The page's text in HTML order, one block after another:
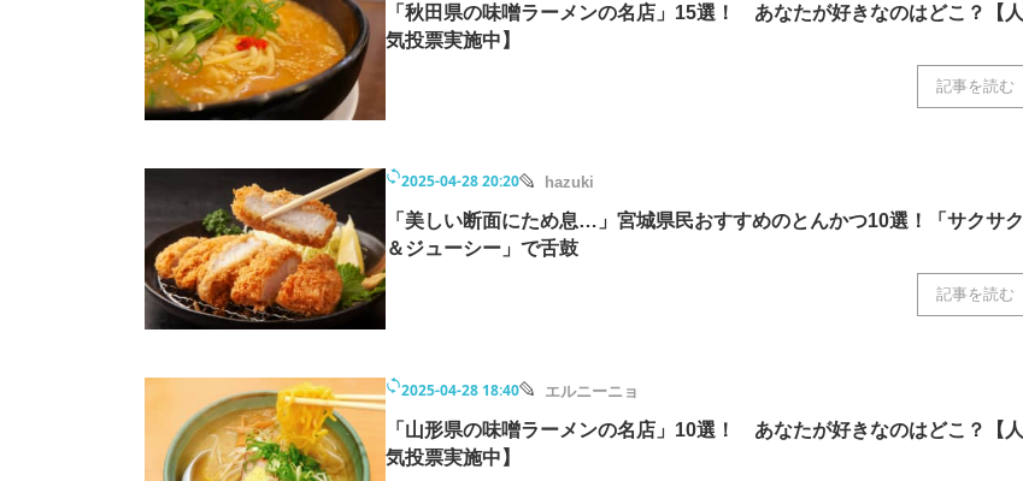
「秋田県の味噌ラーメンの名店」15選！ あなたが好きなのはどこ？【人
気投票実施中】
記事を読む
2025-04-28 20:20 hazuki
「美しい断面にため息…」宮城県民おすすめのとんかつ10選！「サクサク
＆ジューシー」で舌鼓
記事を読む
2025-04-28 18:40 エルニーニョ
「山形県の味噌ラーメンの名店」10選！ あなたが好きなのはどこ？【人
気投票実施中】